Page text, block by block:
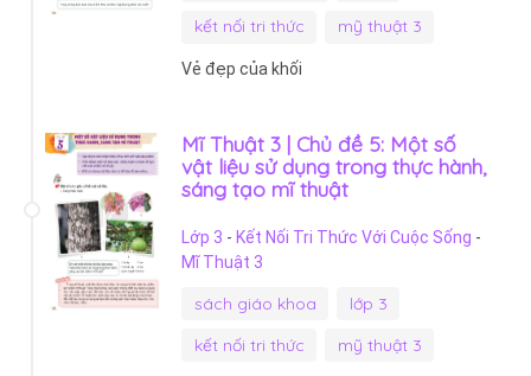
kết nối tri thức
mỹ thuật 3
Vẻ đẹp của khối
Mĩ Thuật 3 | Chủ đề 5: Một số
vật liệu sử dụng trong thực hành,
sáng tạo mĩ thuật
Lớp 3 - Kết Nối Tri Thức Với Cuộc Sống -
Mĩ Thuật 3
sách giáo khoa
lớp 3
kết nối tri thức
mỹ thuật 3